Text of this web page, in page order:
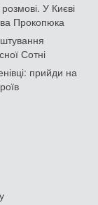
У Києві
Прокопюка
Сотні
прийди на